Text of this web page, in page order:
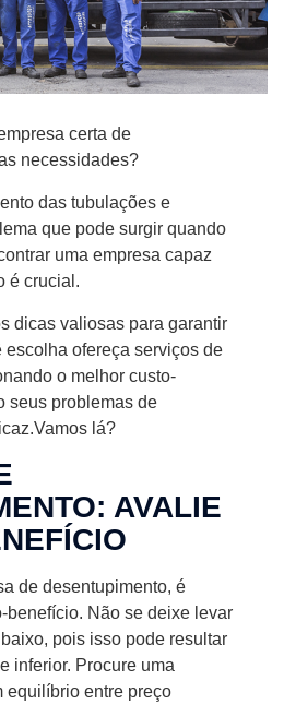
certa de
necessidades?
das tubulações e
que pode surgir quando
uma empresa capaz
é crucial.
dicas valiosas para garantir
ofereça serviços de
o melhor custo-
seus problemas de
lá?
AVALIE
de desentupimento, é
benefício. Não se deixe levar
pois isso pode resultar
inferior. Procure uma
equilíbrio entre preço